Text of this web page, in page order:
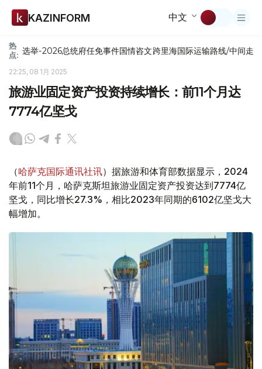
KAZINFORM 中文
热
点: 选举-2026总统府任免事件国情咨文跨里海国际运输路线/中间走廊
22:25, 08 1月 2025
旅游业固定资产投资持续增长：前11个月达
7774亿坚戈
（哈萨克国际通讯社讯）据旅游和体育部数据显示，2024
年前11个月，哈萨克斯坦旅游业固定资产投资达到7774亿
坚戈，同比增长27.3%，相比2023年同期的6102亿坚戈大
幅增加。